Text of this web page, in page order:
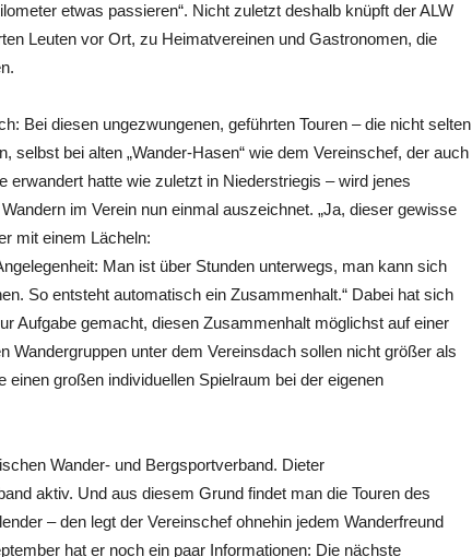
etwas passieren“. Nicht zuletzt deshalb knüpft der ALW
Leuten vor Ort, zu Heimatvereinen und Gastronomen, die
Bei diesen ungezwungenen, geführten Touren – die nicht selten
selbst bei alten „Wander-Hasen“ wie dem Vereinschef, der auch
erwandert hatte wie zuletzt in Niederstriegis – wird jenes
im Verein nun einmal auszeichnet. „Ja, dieser gewisse
mit einem Lächeln:
Man ist über Stunden unterwegs, man kann sich
So entsteht automatisch ein Zusammenhalt.“ Dabei hat sich
Aufgabe gemacht, diesen Zusammenhalt möglichst auf einer
Wandergruppen unter dem Vereinsdach sollen nicht größer als
großen individuellen Spielraum bei der eigenen
Wander- und Bergsportverband. Dieter
aktiv. Und aus diesem Grund findet man die Touren des
– den legt der Vereinschef ohnehin jedem Wanderfreund
hat er noch ein paar Informationen: Die nächste